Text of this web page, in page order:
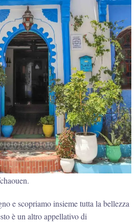
e scopriamo insieme tutta la bellezza
è un altro appellativo di